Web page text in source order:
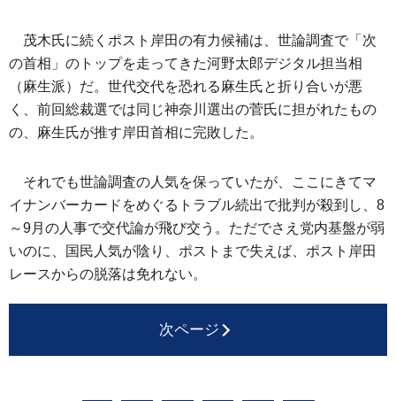
茂木氏に続くポスト岸田の有力候補は、世論調査で「次
の首相」のトップを走ってきた河野太郎デジタル担当相
（麻生派）だ。世代交代を恐れる麻生氏と折り合いが悪
く、前回総裁選では同じ神奈川選出の菅氏に担がれたもの
の、麻生氏が推す岸田首相に完敗した。
それでも世論調査の人気を保っていたが、ここにきてマ
イナンバーカードをめぐるトラブル続出で批判が殺到し、8
～9月の人事で交代論が飛び交う。ただでさえ党内基盤が弱
いのに、国民人気が陰り、ポストまで失えば、ポスト岸田
レースからの脱落は免れない。
次ページ